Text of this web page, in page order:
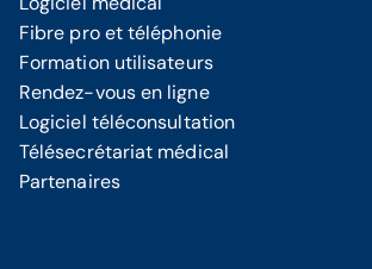
Fibre pro et téléphonie
Formation utilisateurs
Rendez-vous en ligne
Logiciel téléconsultation
Télésecrétariat médical
Partenaires